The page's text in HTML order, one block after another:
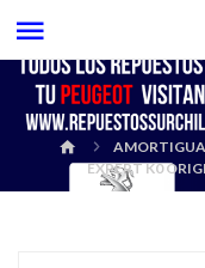
EXPERT K0